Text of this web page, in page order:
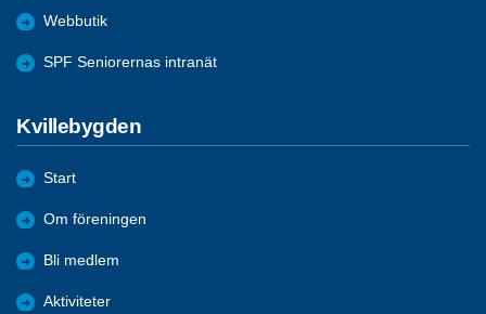
Webbutik
SPF Seniorernas intranät
Kvillebygden
Start
Om föreningen
Bli medlem
Aktiviteter